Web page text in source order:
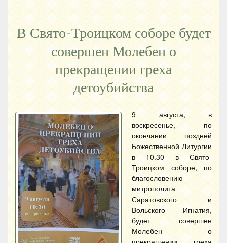
В Свято-Троицком соборе будет
совершен Молебен о
прекращении греха
детоубийства
9 августа, в
воскресенье, по
окончании поздней
Божественной Литургии
в 10.30 в Свято-
Троицком соборе, по
благословению
митрополита
Саратовского и
Вольского Игнатия,
будет совершен
Молебен о